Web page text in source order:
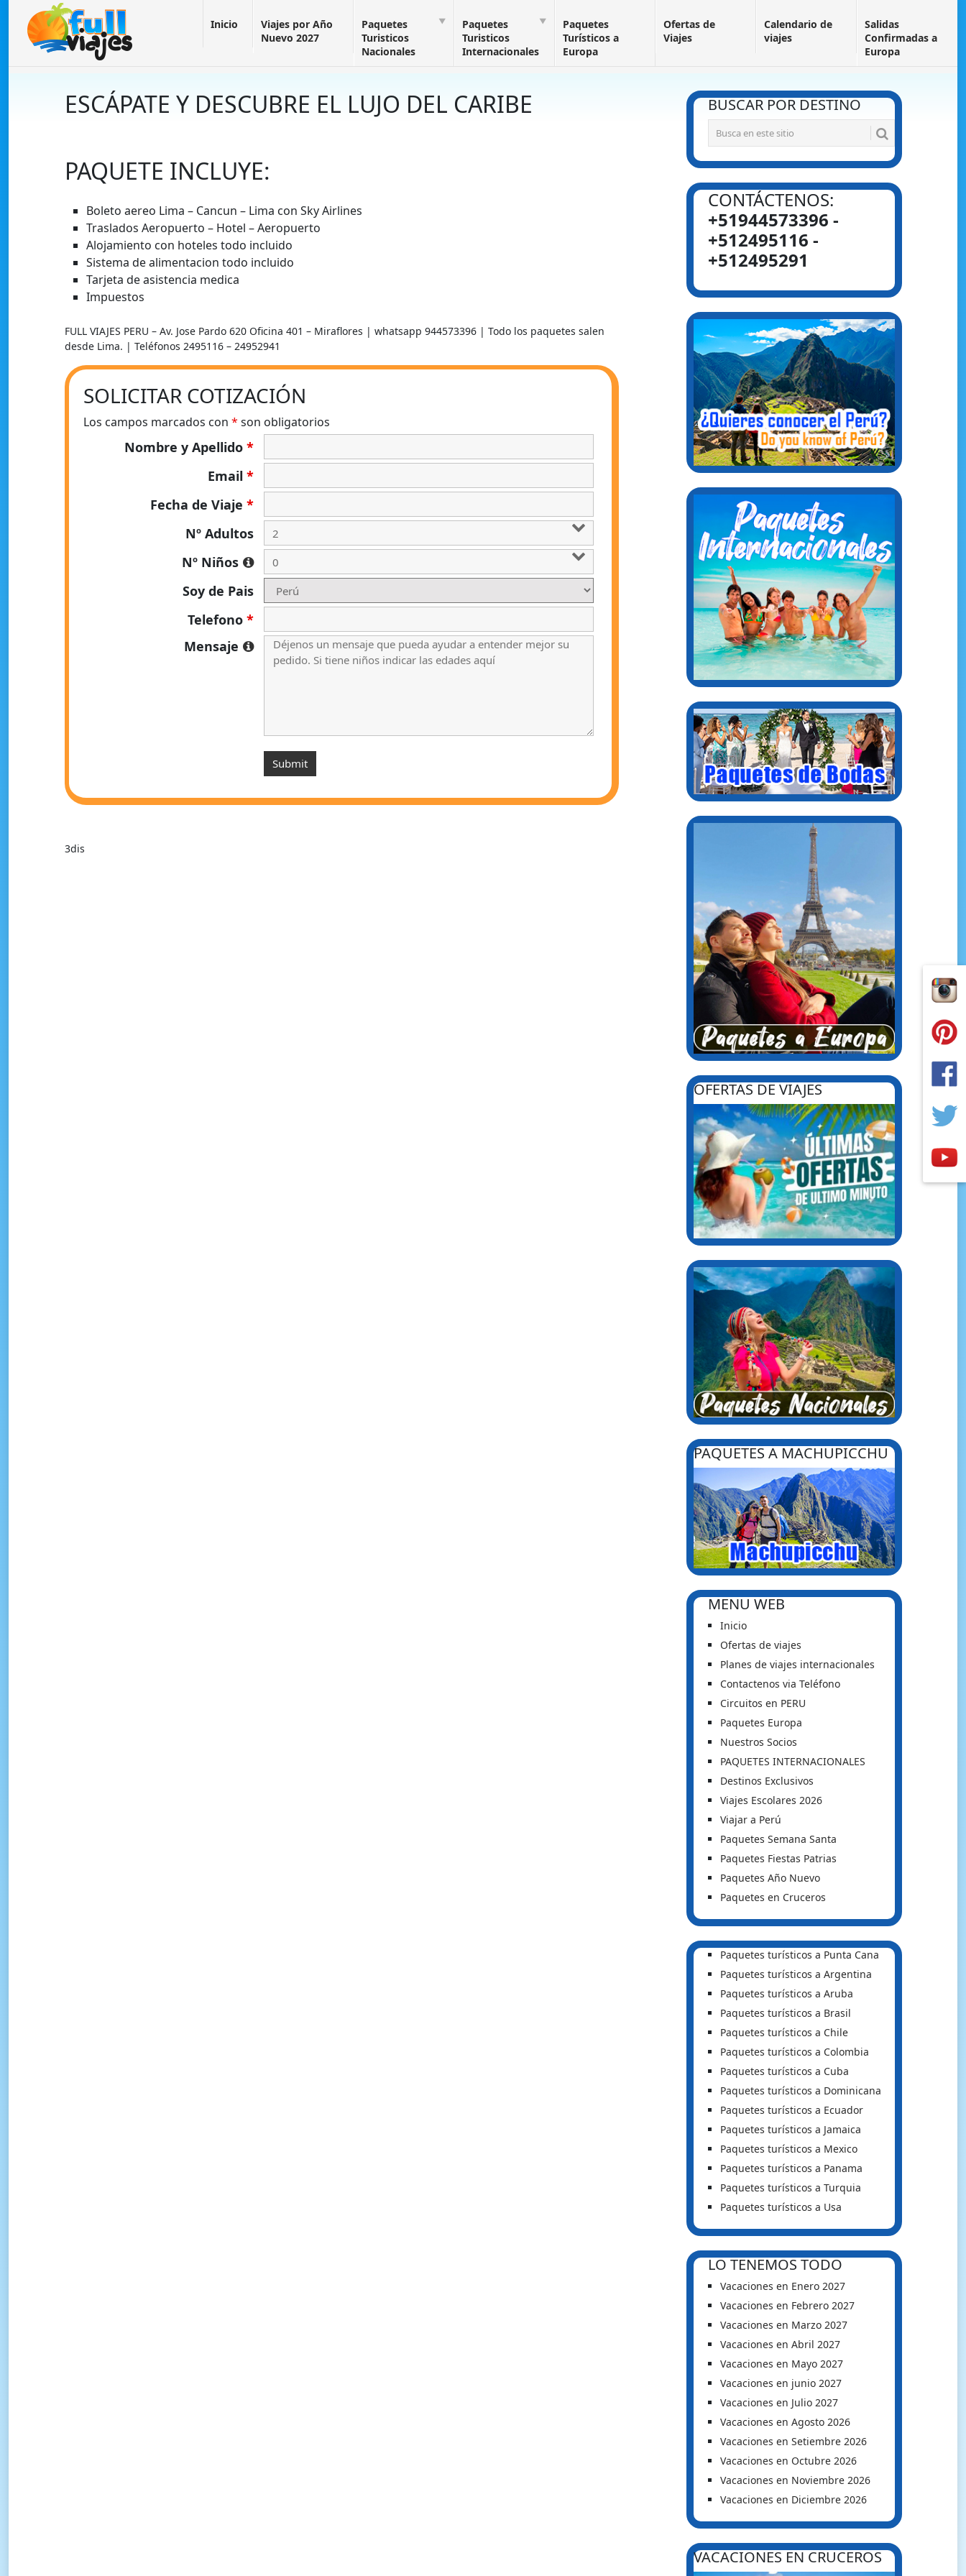
Inicio
Viajes por Año
Nuevo 2027
Paquetes
Turisticos
Nacionales
Paquetes
Turisticos
Internacionales
Paquetes
Turísticos a
Europa
Ofertas de
Viajes
Calendario de
viajes
Salidas
Confirmadas a
Europa
ESCÁPATE Y DESCUBRE EL LUJO DEL CARIBE
PAQUETE INCLUYE:
Boleto aereo Lima – Cancun – Lima con Sky Airlines
Traslados Aeropuerto – Hotel – Aeropuerto
Alojamiento con hoteles todo incluido
Sistema de alimentacion todo incluido
Tarjeta de asistencia medica
Impuestos
FULL VIAJES PERU – Av. Jose Pardo 620 Oficina 401 – Miraflores | whatsapp 944573396 | Todo los paquetes salen
desde Lima. | Teléfonos 2495116 – 24952941
SOLICITAR COTIZACIÓN
Los campos marcados con * son obligatorios
Nombre y Apellido*
Email*
Fecha de Viaje*
Nº Adultos
Nº Niños
Soy de Pais
Telefono*
Mensaje
3dis
BUSCAR POR DESTINO
CONTÁCTENOS:
+51944573396 -
+512495116 -
+512495291
OFERTAS DE VIAJES
PAQUETES A MACHUPICCHU
MENU WEB
Inicio
Ofertas de viajes
Planes de viajes internacionales
Contactenos via Teléfono
Circuitos en PERU
Paquetes Europa
Nuestros Socios
PAQUETES INTERNACIONALES
Destinos Exclusivos
Viajes Escolares 2026
Viajar a Perú
Paquetes Semana Santa
Paquetes Fiestas Patrias
Paquetes Año Nuevo
Paquetes en Cruceros
Paquetes turísticos a Punta Cana
Paquetes turísticos a Argentina
Paquetes turísticos a Aruba
Paquetes turísticos a Brasil
Paquetes turísticos a Chile
Paquetes turísticos a Colombia
Paquetes turísticos a Cuba
Paquetes turísticos a Dominicana
Paquetes turísticos a Ecuador
Paquetes turísticos a Jamaica
Paquetes turísticos a Mexico
Paquetes turísticos a Panama
Paquetes turísticos a Turquia
Paquetes turísticos a Usa
LO TENEMOS TODO
Vacaciones en Enero 2027
Vacaciones en Febrero 2027
Vacaciones en Marzo 2027
Vacaciones en Abril 2027
Vacaciones en Mayo 2027
Vacaciones en junio 2027
Vacaciones en Julio 2027
Vacaciones en Agosto 2026
Vacaciones en Setiembre 2026
Vacaciones en Octubre 2026
Vacaciones en Noviembre 2026
Vacaciones en Diciembre 2026
VACACIONES EN CRUCEROS